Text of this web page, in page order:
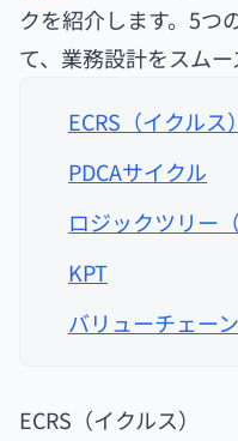
クを紹介します。5つ
て、業務設計をスムー
ECRS（イクルス）
PDCAサイクル
ロジックツリー
KPT
バリューチェー
ECRS（イクルス）